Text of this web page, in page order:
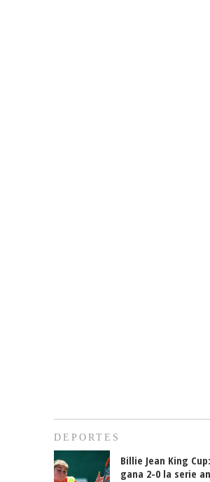
DEPORTES
Billie Jean King
gana 2-0 la serie